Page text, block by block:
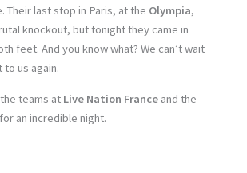
Their last stop in Paris, at the Olympia,
knockout, but tonight they came in
feet. And you know what? We can’t wait
us again.
teams at Live Nation France and the
an incredible night.